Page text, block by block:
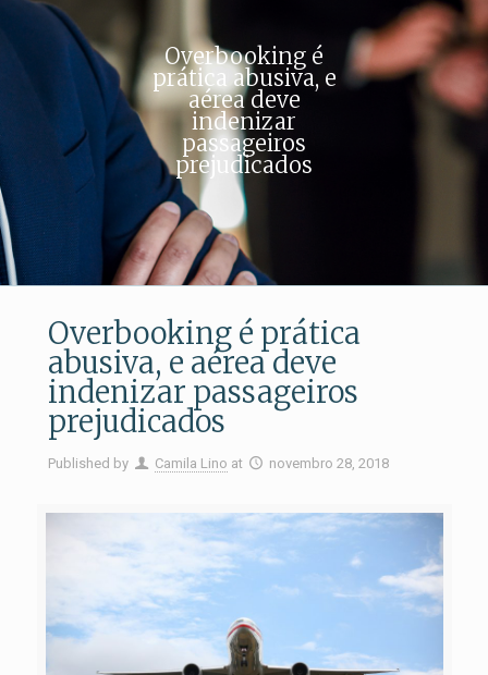
Overbooking é
prática abusiva, e
aérea deve
indenizar
passageiros
prejudicados
Overbooking é prática
abusiva, e aérea deve
indenizar passageiros
prejudicados
Published by Camila Lino at novembro 28, 2018